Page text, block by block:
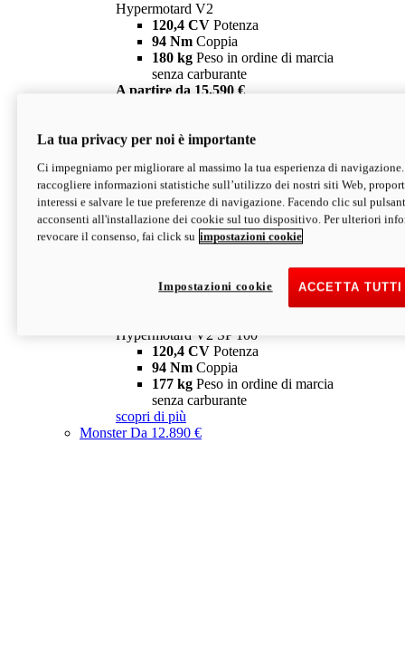
Hypermotard V2
120,4 CV Potenza
94 Nm Coppia
180 kg Peso in ordine di marcia
senza carburante
A partire da 15.590 €
V2 SP
Hypermotard V2 SP
120,4 CVPotenza
94 NmCoppia
177 kgPeso in ordine di marcia
senza carburante
Depotenziata 35 kW: 18.890 € i
configura scopri di più
Hypermotard V2 SP 100
120,4 CV Potenza
94 Nm Coppia
177 kg Peso in ordine di marcia
senza carburante
scopri di più
MonsterDa 12.890 €
La tua privacy per noi è importante
Ci impegniamo per migliorare al massimo la tua esperienza di
raccogliere informazioni statistiche sull’utilizzo dei nostri siti Web,
interessi e salvare le tue preferenze di navigazione. Facendo clic sul
acconsenti all'installazione dei cookie sul tuo dispositivo. Per ulteriori
revocare il consenso, fai click su impostazioni cookie
ACCETTA
Impostazioni cookie